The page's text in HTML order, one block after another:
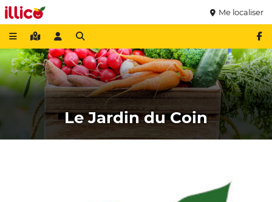
Me localiser
Le Jardin du Coin